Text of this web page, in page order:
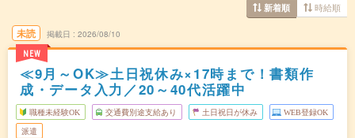
新着順 時給順
未読
NEW
掲載日 2026/08/10
≪9月～OK≫土日祝休み×17時まで！書類作
成・データ入力／20～40代活躍中
職種未経験OK 交通費別途支給あり 土日祝日が休み WEB登録OK
派遣